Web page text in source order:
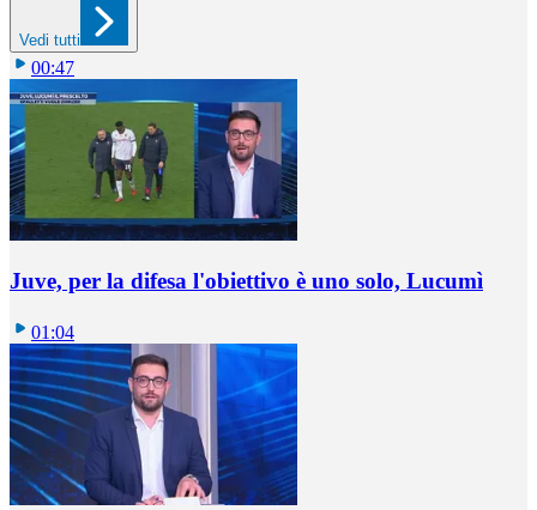
Vedi tutti
00:47
Juve, per la difesa l'obiettivo è uno solo, Lucumì
01:04